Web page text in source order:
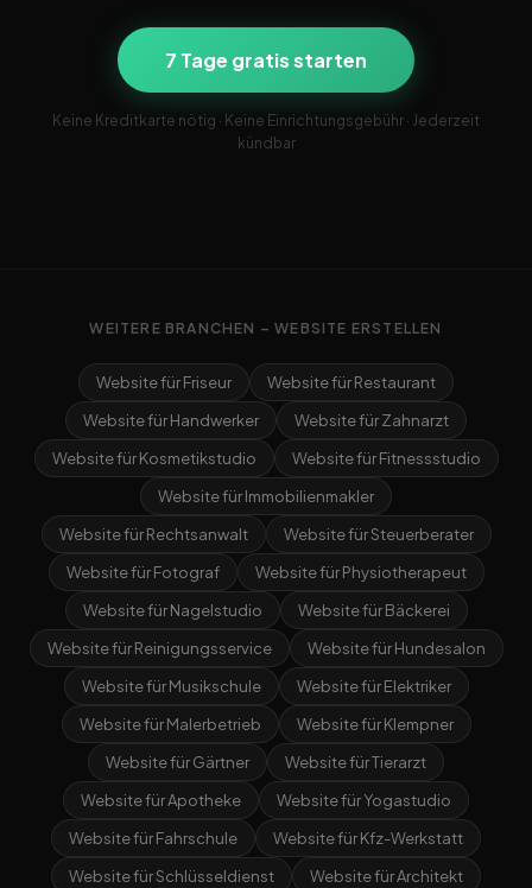
7 Tage gratis starten
Keine Kreditkarte nötig · Keine Einrichtungsgebühr · Jederzeit
kündbar
WEITERE BRANCHEN – WEBSITE ERSTELLEN
Website für Friseur
Website für Restaurant
Website für Handwerker
Website für Zahnarzt
Website für Kosmetikstudio
Website für Fitnessstudio
Website für Immobilienmakler
Website für Rechtsanwalt
Website für Steuerberater
Website für Fotograf
Website für Physiotherapeut
Website für Nagelstudio
Website für Bäckerei
Website für Reinigungsservice
Website für Hundesalon
Website für Musikschule
Website für Elektriker
Website für Malerbetrieb
Website für Klempner
Website für Gärtner
Website für Tierarzt
Website für Apotheke
Website für Yogastudio
Website für Fahrschule
Website für Kfz-Werkstatt
Website für Schlüsseldienst
Website für Architekt